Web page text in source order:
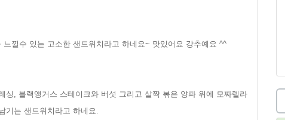
낄수 있는 고소한 샌드위치라고 하네요~ 맛있어요 강추예요 ^^
싱, 블랙앵거스 스테이크와 버섯 그리고 살짝 볶은 양파 위에 모짜렐라
기는 샌드위치라고 하네요.